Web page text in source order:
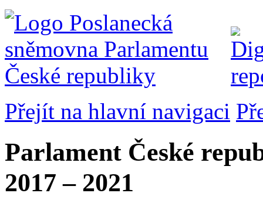
Přejít na hlavní navigaci
Parlament České
2017 – 2021